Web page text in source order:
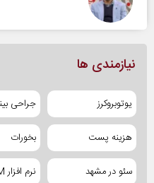
نیازمندی ها
یوتوبروکرز جراحی
هزینه پست بخورات
سئو در مشهد نرم افزار CRM